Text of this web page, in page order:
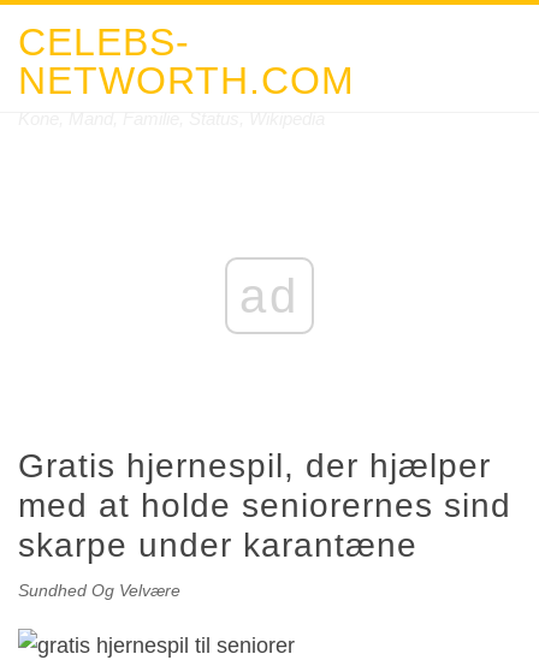
CELEBS-
NETWORTH.COM
ad
Gratis hjernespil, der hjælper
med at holde seniorernes sind
skarpe under karantæne
Sundhed Og Velvære